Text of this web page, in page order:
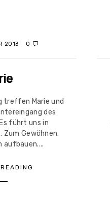
2013 0
treffen Marie und
des
führt uns in
Zum Gewöhnen.
aufbauen....